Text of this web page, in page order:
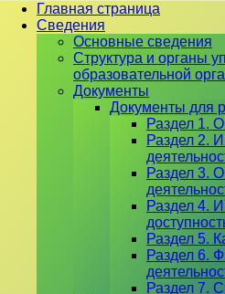
Главная страница
Сведения
Основные сведения
Структура и органы
образовательной
Документы
Документы для
Раздел 1.
Раздел 2.
Раздел 3.
Раздел 4.
Раздел 5.
Раздел 6.
Раздел 7.